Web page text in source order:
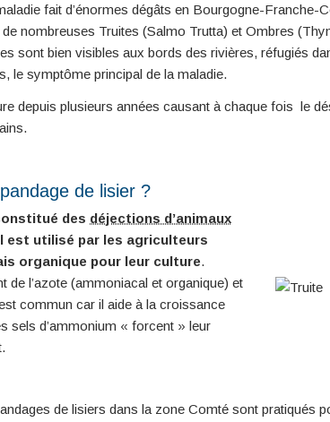
fait d’énormes dégâts en Bourgogne-
nombreuses Truites (Salmo Trutta) et Ombres
sont bien visibles aux bords des rivières, réfugiés
le symptôme principal de la maladie.
depuis plusieurs années causant à chaque fois le
de lisier ?
des déjections d’animaux
est utilisé par les agriculteurs
organique pour leur culture.
de l’azote (ammoniacal et organique) et
commun car il aide à la croissance
sels d’ammonium « forcent » leur
de lisiers dans la zone Comté sont pratiqués